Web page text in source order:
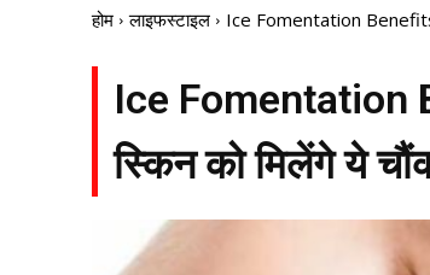
होम लाइफस्टाइल Ice Fomentation Benefits:
Ice Fomentation
स्किन को मिलेंगे ये